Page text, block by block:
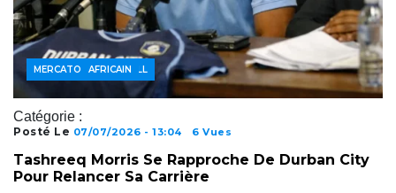
Catégorie :
ACTUALITÉS FOOTBALL
FOOTBALL AFRICAIN
MERCATO
Posté Le 07/07/2026 - 13:04 6 Vues
Tashreeq Morris Se Rapproche De Durban City
Pour Relancer Sa Carrière